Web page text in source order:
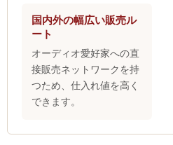
国内外の幅広い販売ル
ート
オーディオ愛好家への直
接販売ネットワークを持
つため、仕入れ値を高く
できます。